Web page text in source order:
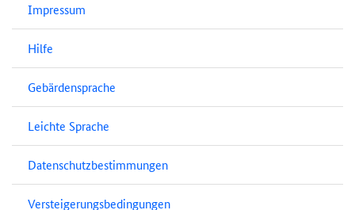
Impressum
Hilfe
Gebärdensprache
Leichte Sprache
Datenschutzbestimmungen
Versteigerungsbedingungen